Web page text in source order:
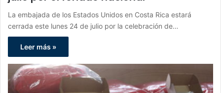
La embajada de los Estados Unidos en Costa Rica estará
cerrada este lunes 24 de julio por la celebración de…
Leer más »